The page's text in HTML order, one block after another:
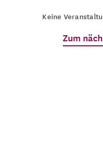
Keine
Zum